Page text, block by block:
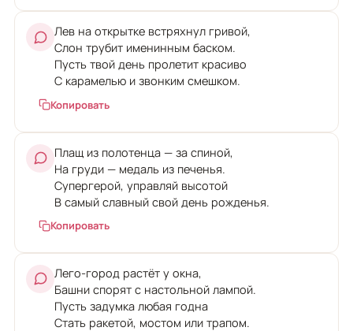
Лев на открытке встряхнул гривой,
Слон трубит именинным баском.
Пусть твой день пролетит красиво
С карамелью и звонким смешком.
Копировать
Плащ из полотенца — за спиной,
На груди — медаль из печенья.
Супергерой, управляй высотой
В самый славный свой день рожденья.
Копировать
Лего-город растёт у окна,
Башни спорят с настольной лампой.
Пусть задумка любая годна
Стать ракетой, мостом или трапом.